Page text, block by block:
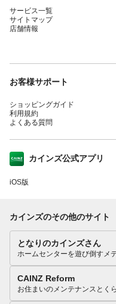
サービス一覧
サイトマップ
店舗情報
お客様サポート
ショッピングガイド
利用規約
よくある質問
カインズ公式アプリ
iOS版
カインズのその他のサイト
となりのカインズさん
ホームセンターを遊び倒すメ
CAINZ Reform
お住まいのメンテナンスとく